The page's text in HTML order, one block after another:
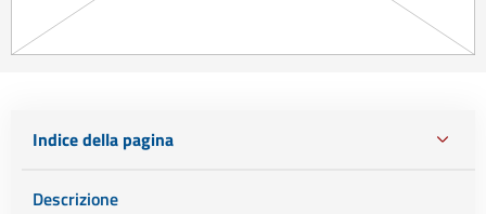
Indice della pagina
Descrizione